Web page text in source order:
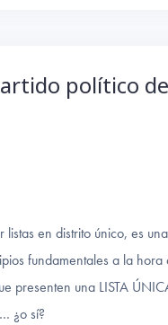
político de
en distrito único, es
fundamentales a la hora
presenten una LISTA
¿o sí?